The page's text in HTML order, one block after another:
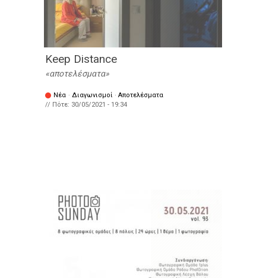
Keep Distance
αποτελέσματα
Νέα · Διαγωνισμοί · Αποτελέσματα
// Πότε: 30/05/2021 - 19:34